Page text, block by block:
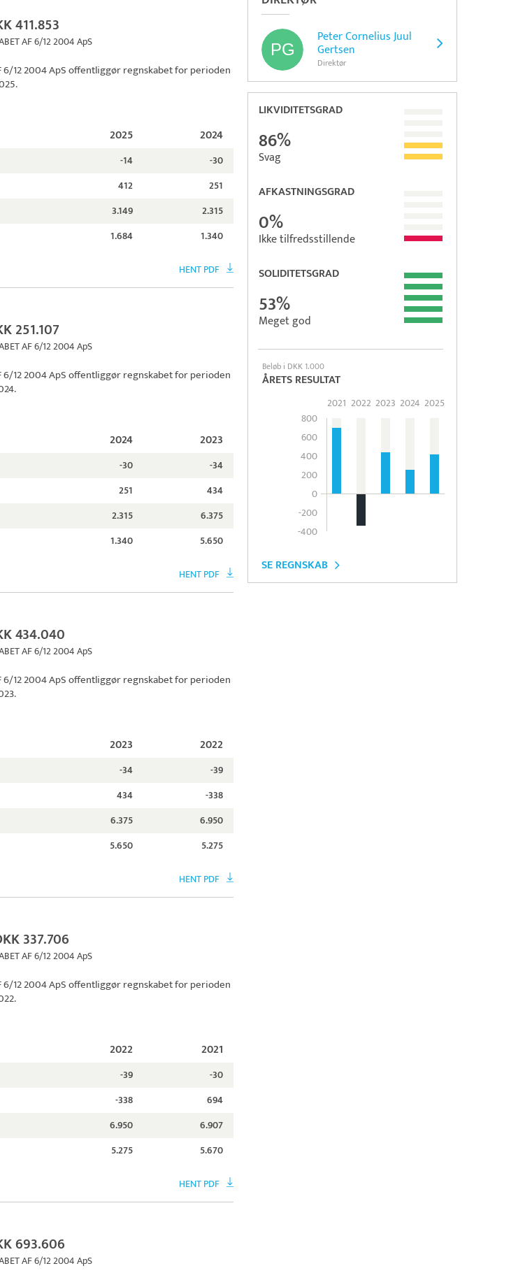
Peter Cornelius Juul
Gertsen
Direktør
LIKVIDITETSGRAD
86%
Svag
AFKASTNINGSGRAD
0%
Ikke tilfredsstillende
SOLIDITETSGRAD
53%
Meget god
Beløb i DKK 1.000
ÅRETS RESULTAT
800
600
400
200
0
-200
-400
2021 2022 2023 2024 2025
SE REGNSKAB
411.853
AF 6/12 2004 ApS
6/12 2004 ApSoffentliggør regnskabet for perioden
2025 2024
-14
-30
412
251
3.149
2.315
1.684 1.340
HENT PDF
251.107
AF 6/12 2004 ApS
6/12 2004 ApSoffentliggør regnskabet for perioden
2024 2023
-30
-34
251
434
2.315
6.375
1.340 5.650
HENT PDF
434.040
AF 6/12 2004 ApS
6/12 2004 ApSoffentliggør regnskabet for perioden
2023 2022
-34
-39
434
-338
6.375
6.950
5.650 5.275
HENT PDF
337.706
AF 6/12 2004 ApS
6/12 2004 ApSoffentliggør regnskabet for perioden
2022 2021
-39
-30
-338
694
6.950
6.907
5.275 5.670
HENT PDF
693.606
AF 6/12 2004 ApS